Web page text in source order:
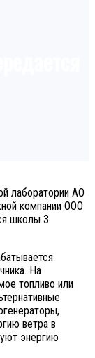
лаборатории АО
компании ООО
школы 3
На
топливо или
ветра в
энергию